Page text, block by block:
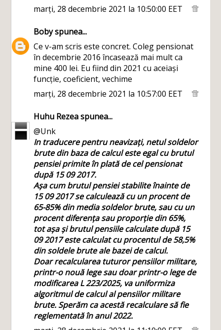
marți, 28 decembrie 2021 la 10:50:00 EET
Bobyspunea...
Ce v-am scris este concret. Coleg pensionat
în decembrie 2016 încasează mai mult ca
mine 400 lei. Eu fiind din 2021 cu aceiași
funcție, coeficient, vechime
marți, 28 decembrie 2021 la 10:57:00 EET
Huhu Rezeaspunea...
@Unk
In traducere pentru neavizați, netul soldelor
brute din baza de calcul este egal cu brutul
pensiei primite în plată de cel pensionat
după 15 09 2017.
Așa cum brutul pensiei stabilite înainte de
15 09 2017 se calculează cu un procent de
65-85% din media soldelor brute, sau cu un
procent diferența sau proporție din 65%,
tot așa și brutul pensiile calculate după 15
09 2017 este calculat cu procentul de 58,5%
din soldele brute ale bazei de calcul.
Doar recalcularea tuturor pensiilor militare,
printr-o nouă lege sau doar printr-o lege de
modificarea L 223/2025, va uniformiza
algoritmul de calcul al pensiilor militare
brute. Sperăm ca acestă recalculare să fie
reglementată în anul 2022.